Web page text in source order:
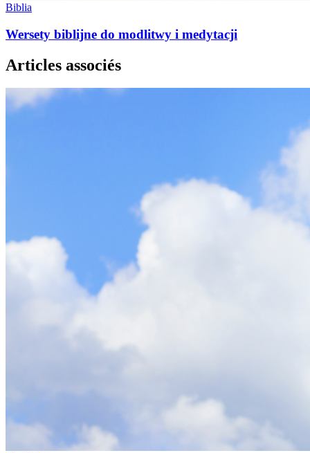
Biblia
Wersety biblijne do modlitwy i medytacji
Articles associés